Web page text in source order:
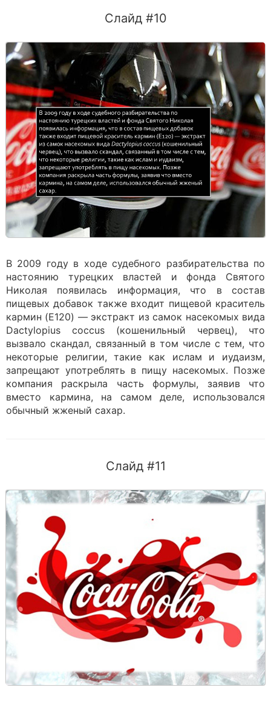
Слайд #10
В 2009 году в ходе судебного разбирательства по
настоянию турецких властей и фонда Святого
Николая появилась информация, что в состав
пищевых добавок также входит пищевой краситель
кармин (E120) — экстракт из самок насекомых вида
Dactylopius coccus (кошенильный червец), что
вызвало скандал, связанный в том числе с тем, что
некоторые религии, такие как ислам и иудаизм,
запрещают употреблять в пищу насекомых. Позже
компания раскрыла часть формулы, заявив что
вместо кармина, на самом деле, использовался
обычный жженый сахар.
Слайд #11